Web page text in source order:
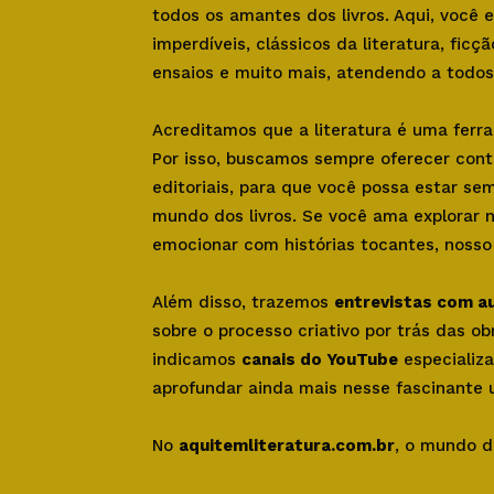
todos os amantes dos livros. Aqui, você
imperdíveis, clássicos da literatura,
ensaios e muito mais, atendendo a
Acreditamos que a literatura é uma
Por isso, buscamos sempre oferecer
editoriais, para que você possa estar
mundo dos livros. Se você ama explorar
emocionar com histórias tocantes,
Além disso, trazemos entrevistas com
sobre o processo criativo por trás das
indicamos canais do YouTube
aprofundar ainda mais nesse fascinante
No aquitemliteratura.com.br, o mundo